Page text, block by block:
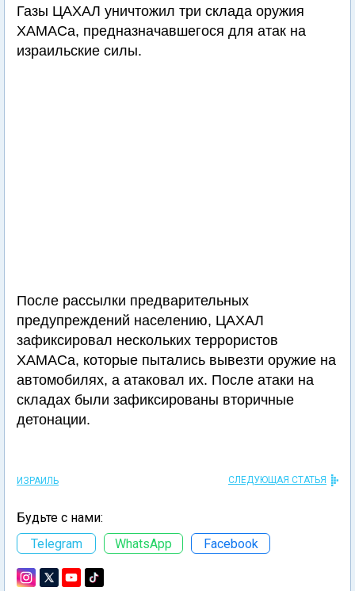
Газы ЦАХАЛ уничтожил три склада оружия
ХАМАСа, предназначавшегося для атак на
израильские силы.
После рассылки предварительных
предупреждений населению, ЦАХАЛ
зафиксировал нескольких террористов
ХАМАСа, которые пытались вывезти оружие на
автомобилях, а атаковал их. После атаки на
складах были зафиксированы вторичные
детонации.
ИЗРАИЛЬ СЛЕДУЮЩАЯ СТАТЬЯ
Будьте с нами:
Telegram
WhatsApp Facebook